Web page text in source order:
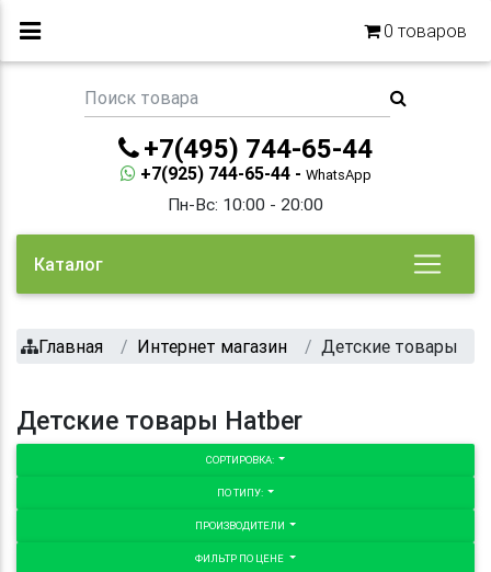
0 товаров
+7(495) 744-65-44
+7(925) 744-65-44 - WhatsApp
Пн-Вс: 10:00 - 20:00
Каталог
Главная Интернет магазин Детские товары
Детские товары Hatber
СОРТИРОВКА:
ПО ТИПУ:
ПРОИЗВОДИТЕЛИ
ФИЛЬТР ПО ЦЕНЕ